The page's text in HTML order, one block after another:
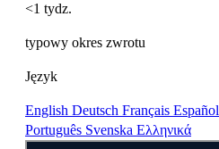
<1 tydz.
typowy okres zwrotu
Język
English Deutsch Français Español
Português Svenska Ελληνικά